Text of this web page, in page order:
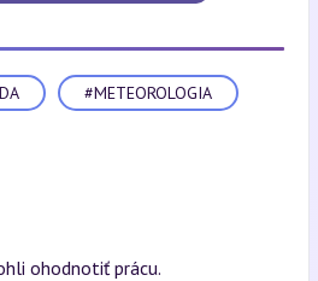
#METEOROLOGIA
ohodnotiť prácu.